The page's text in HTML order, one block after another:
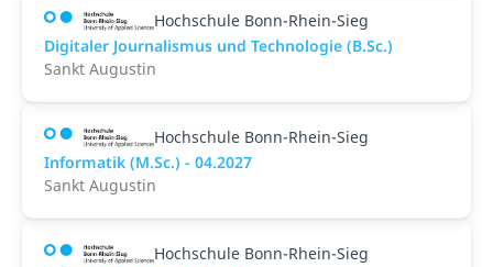
Hochschule Bonn-Rhein-Sieg
Digitaler Journalismus und Technologie (B.Sc.)
Sankt Augustin
Hochschule Bonn-Rhein-Sieg
Informatik (M.Sc.) - 04.2027
Sankt Augustin
Hochschule Bonn-Rhein-Sieg